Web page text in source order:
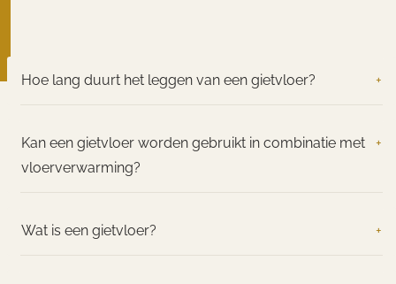
Hoe lang duurt het leggen van een gietvloer? +
Kan een gietvloer worden gebruikt in combinatie met
vloerverwarming?
+
Wat is een gietvloer? +